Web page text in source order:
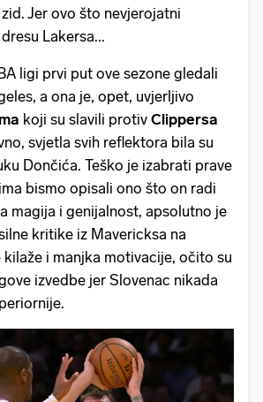
Jer ovo što nevjerojatni
Lakersa...
ligi prvi put ove sezone gledali
a ona je, opet, uvjerljivo
koji su slavili protiv Clippersa
svjetla svih reflektora bila su
Dončića. Teško je izabrati prave
bismo opisali ono što on radi
magija i genijalnost, apsolutno je
kritike iz Mavericksa na
i manjka motivacije, očito su
izvedbe jer Slovenac nikada